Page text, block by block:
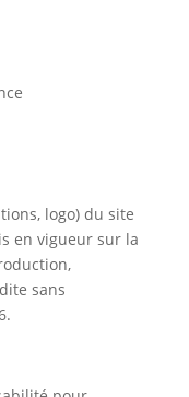
logo) du site
en vigueur sur la
sans